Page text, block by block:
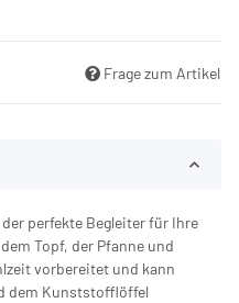
Frage zum Artikel
perfekte Begleiter für Ihre
Topf, der Pfanne und
vorbereitet und kann
dem Kunststofflöffel